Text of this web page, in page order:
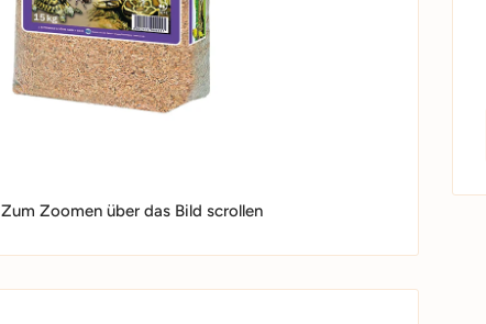
Zum Zoomen über das Bild scrollen